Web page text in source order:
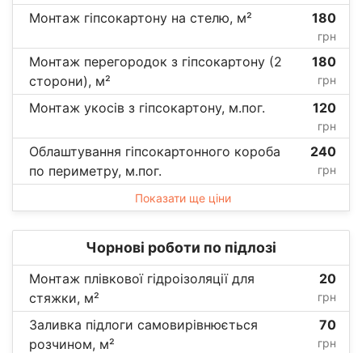
Монтаж гіпсокартону на стелю, м² 180
грн
Монтаж перегородок з гіпсокартону (2
сторони), м²
180
грн
Монтаж укосів з гіпсокартону, м.пог. 120
грн
Облаштування гіпсокартонного короба
по периметру, м.пог.
240
грн
Показати ще ціни
Чорнові роботи по підлозі
Монтаж плівкової гідроізоляції для
стяжки, м²
20
грн
Заливка підлоги самовирівнюється
розчином, м²
70
грн